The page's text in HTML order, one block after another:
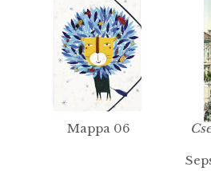
Mappa 06